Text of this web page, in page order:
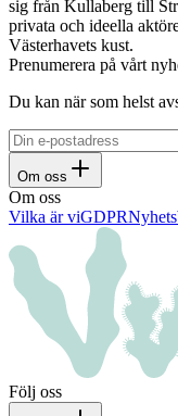
sig från Kullaberg till
privata och ideella
Västerhavets kust.
Prenumerera på vårt
Du kan när som helst
Om oss
Om oss
Vilka är viGDPR
Följ oss